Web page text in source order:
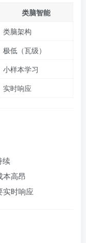
类脑智能
类脑架构
极低（瓦级）
小样本学习
实时响应
续
本高昂
实时响应